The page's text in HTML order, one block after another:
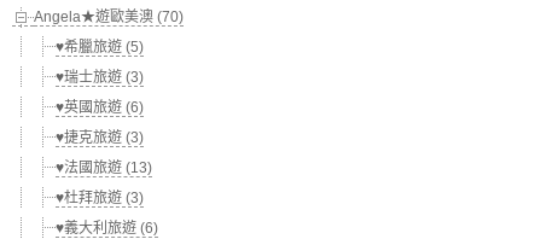
Angela★遊歐美澳 (70)
♥希臘旅遊 (5)
♥瑞士旅遊 (3)
♥英國旅遊 (6)
♥捷克旅遊 (3)
♥法國旅遊 (13)
♥杜拜旅遊 (3)
♥義大利旅遊 (6)